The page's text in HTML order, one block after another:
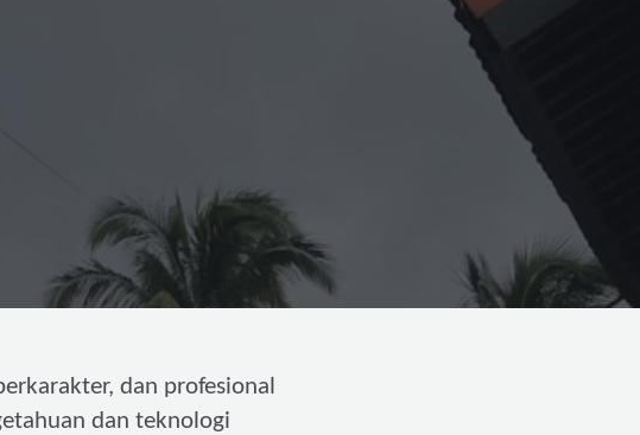
dan profesional
dan teknologi